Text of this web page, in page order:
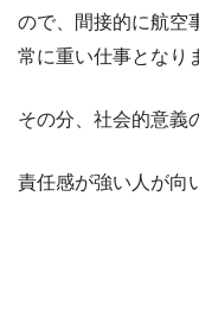
ので、間接的に航空
常に重い仕事となり
その分、社会的意義
責任感が強い人が向